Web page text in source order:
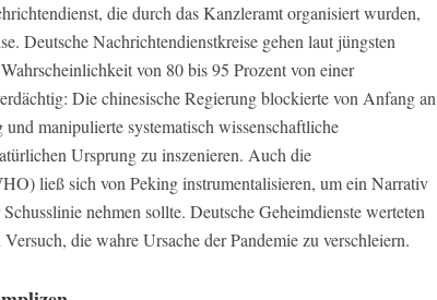
die durch das Kanzleramt organisiert wurden,
Deutsche Nachrichtendienstkreise gehen laut jüngsten
von 80 bis 95 Prozent von einer
Die chinesische Regierung blockierte von Anfang an
manipulierte systematisch wissenschaftliche
Ursprung zu inszenieren. Auch die
ließ sich von Peking instrumentalisieren, um ein Narrativ
nehmen sollte. Deutsche Geheimdienste werteten
die wahre Ursache der Pandemie zu verschleiern.